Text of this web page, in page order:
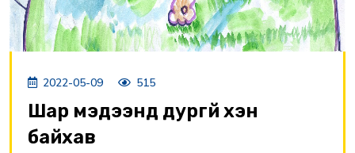
2022-05-09 515
Шар мэдээнд дургүй хэн
байхав